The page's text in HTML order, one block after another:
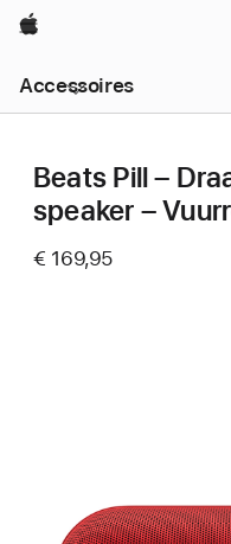
Apple
Accessoires
Nav
Open
Beats Pill –
speaker –
€ 169,95